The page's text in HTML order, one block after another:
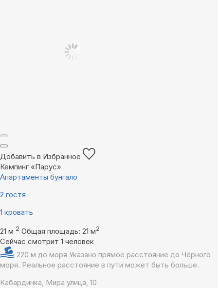
Добавить в Избранное
Кемпинг «Парус»
Апартаменты бунгало
2 гостя
1 кровать
21 м 2 Общая площадь: 21 м2
Сейчас смотрит 1 человек
220 м до моря Указано прямое расстояние до Чёрного
моря. Реальное расстояние в пути может быть больше.
Кабардинка, Мира улица, 10